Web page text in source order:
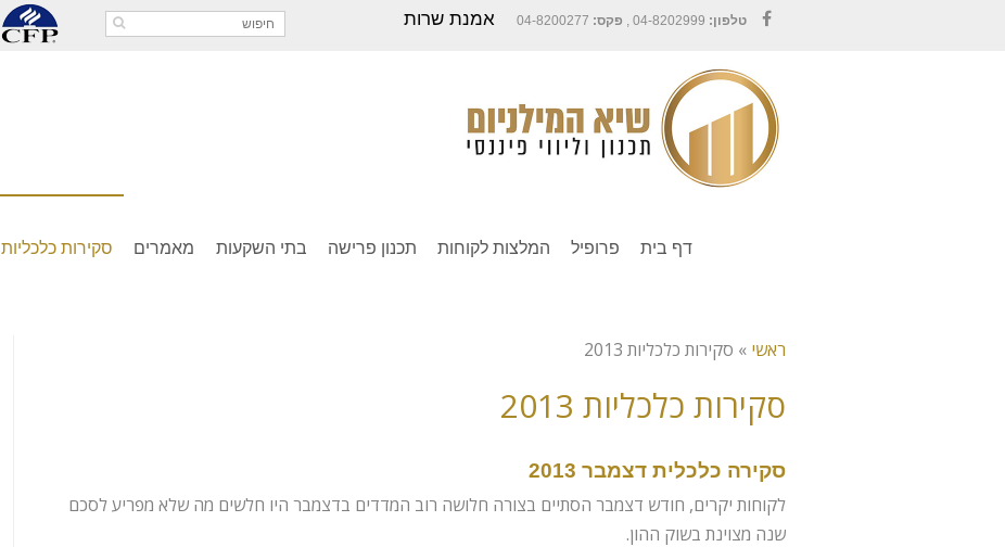
טלפון: פקס: אמנת שרות
דף בית פרופיל המלצות לקוחות תכנון פרישה בתי השקעות מאמרים סקירות כלכליות
ראשי » סקירות כלכליות 2013
סקירות כלכליות 2013
סקירה כלכלית דצמבר 2013
לקוחות יקרים, חודש דצמבר הסתיים בצורה חלושה רוב המדדים בדצמבר היו חלשים מה שלא מפריע לסכם
שנה מצוינת בשוק ההון.